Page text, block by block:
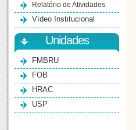
Relatório de Atividades
Vídeo Institucional
Unidades
FMBRU
FOB
HRAC
USP